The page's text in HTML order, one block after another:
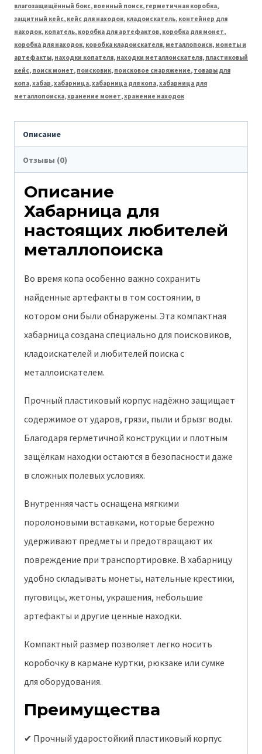
13,5×8×4
см
с
поролоновыми
вставками.
влагозащищённый бокс, военный поиск, герметичная коробка,
защитный кейс, кейс для находок, кладоискатель, контейнер для
находок, копатель, коробка для артефактов, коробка для монет,
коробка для находок, коробка кладоискателя, металлопоиск, монеты и
артефакты, находки копателя, находки металлоискателя, пластиковый
кейс, поиск монет, поисковик, поисковое снаряжение, товары для
копа,хабар,хабарница,хабарница для копа,хабарница для
металлопоиска,хранение монет,хранение находок
Описание
Отзывы (0)
Описание
Хабарница для
настоящих любителей
металлопоиска
Во время копа особенно важно сохранить
найденные артефакты в том состоянии, в
котором они были обнаружены. Эта компактная
хабарница создана специально для поисковиков,
кладоискателей и любителей поиска с
металлоискателем.
Прочный пластиковый корпус надёжно защищает
содержимое от ударов, грязи, пыли и брызг воды.
Благодаря герметичной конструкции и плотным
защёлкам находки остаются в безопасности даже
в сложных полевых условиях.
Внутренняя часть оснащена мягкими
поролоновыми вставками, которые бережно
удерживают предметы и предотвращают их
повреждение при транспортировке. В хабарницу
удобно складывать монеты, нательные крестики,
пуговицы, жетоны, украшения, небольшие
артефакты и другие ценные находки.
Компактный размер позволяет легко носить
коробочку в кармане куртки, рюкзаке или сумке
для оборудования.
Преимущества
✔ Прочный ударостойкий пластиковый корпус